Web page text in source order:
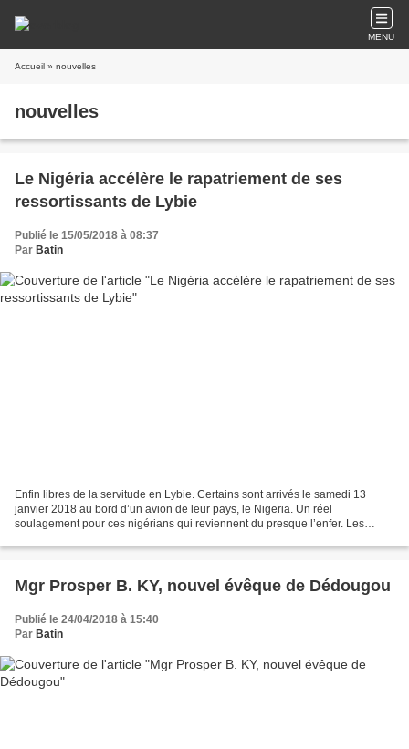
MENU
Accueil » nouvelles
nouvelles
Le Nigéria accélère le rapatriement de ses
ressortissants de Lybie
Publié le 15/05/2018 à 08:37
Par Batin
Enfin libres de la servitude en Lybie. Certains sont arrivés le samedi 13
janvier 2018 au bord d’un avion de leur pays, le Nigeria. Un réel
soulagement pour ces nigérians qui reviennent du presque l’enfer. Les
Mgr Prosper B. KY, nouvel évêque de Dédougou
Publié le 24/04/2018 à 15:40
Par Batin